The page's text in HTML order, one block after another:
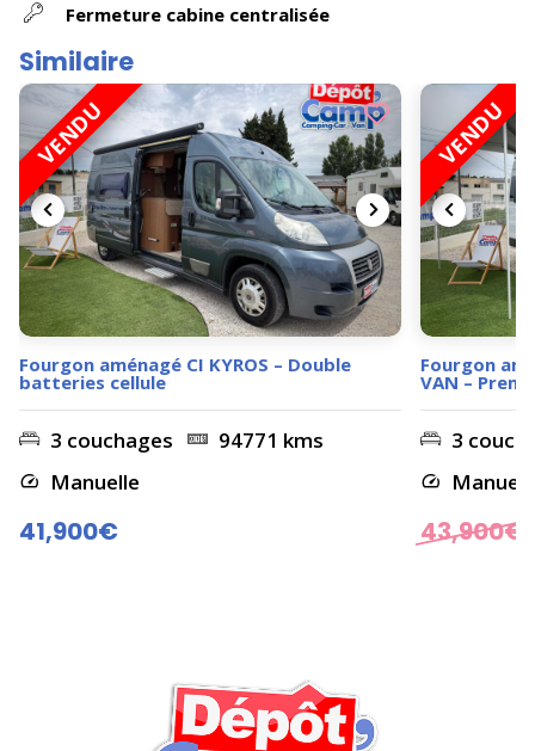
Fermeture cabine centralisée
Similaire
VENDU
Fourgon aménagé CI KYROS – Double
batteries cellule
3 couchages
94771 kms
Manuelle
41,900€
VENDU
Fourgon
VAN –
3
43,900€